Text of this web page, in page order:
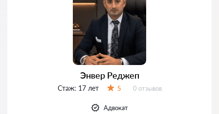
Энвер Реджеп
Стаж: 17 лет 5 Отзывов:
0 отзывов
Адвокат